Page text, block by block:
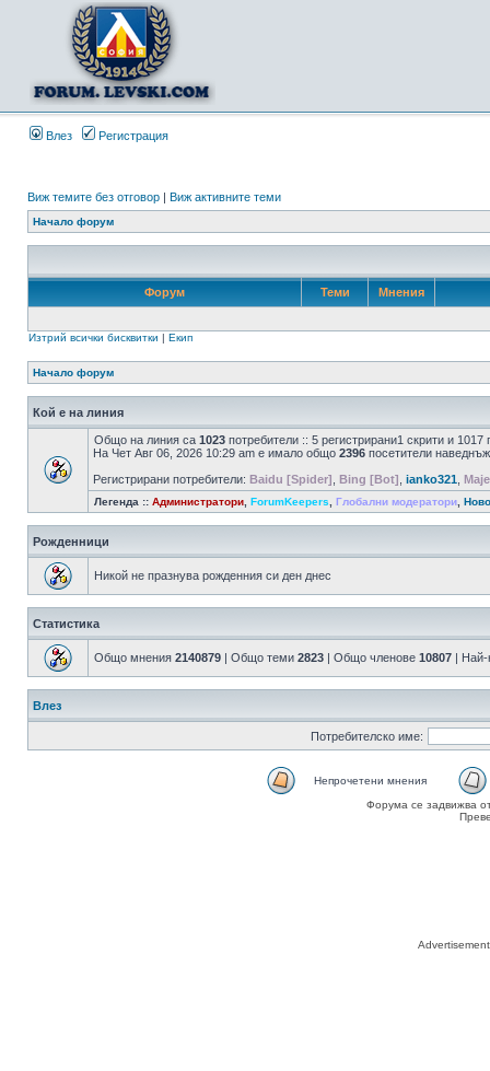
Влез Регистрация
Виж темите без отговор | Виж активните теми
Начало форум
Форум Теми Мнения
Изтрий всички бисквитки | Екип
Начало форум
Кой е на линия
Общо на линия са 1023 потребители :: 5 регистрирани1 скрити и
На Чет Авг 06, 2026 10:29 am е имало общо 2396 посетители
Регистрирани потребители: Baidu [Spider] Bing [Bot] ianko321
Легенда :: Администратори ForumKeepers Глобални модератори
Рожденници
Никой не празнува рожденния си ден днес
Статистика
Общо мнения 2140879 | Общо теми 2823 | Общо членове 10807 |
Влез
Потребителско име:
Непрочетени мнения
Форума се задвижва